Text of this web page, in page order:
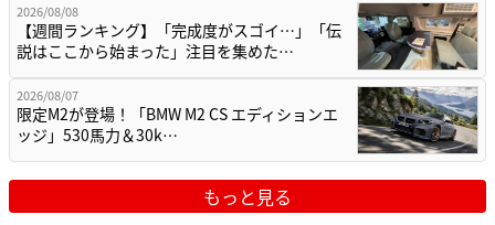
2026/08/08
【週間ランキング】「完成度がスゴイ…」「伝
説はここから始まった」注目を集めた…
2026/08/07
限定M2が登場！「BMW M2 CS エディションエ
ッジ」530馬力＆30k…
もっと見る